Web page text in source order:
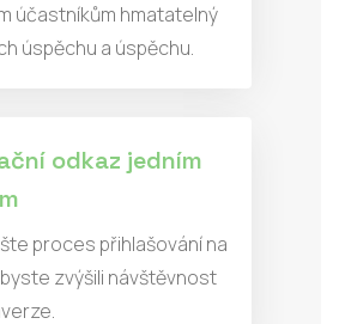
účastníkům hmatatelný
úspěchu a úspěchu.
odkaz jedním
proces přihlašování na
zvýšili návštěvnost